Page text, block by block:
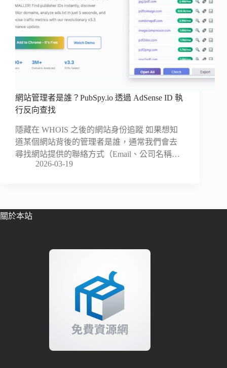
網站管理者是誰？PubSpy.io 透過 AdSense ID 執
行反向查找
隱藏在 WHOIS 之後的網站身份追蹤 如果想知
道某個網站背後的管理者是誰，通常我們會去
尋找網站提供的聯絡方式（Email、公司名稱…
2026-03-19
關於本站